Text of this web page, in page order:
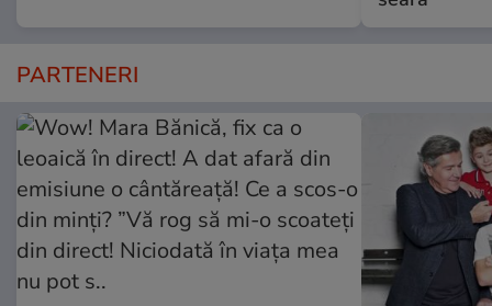
PARTENERI